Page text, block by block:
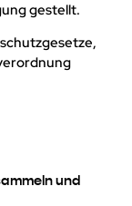
gestellt.
und